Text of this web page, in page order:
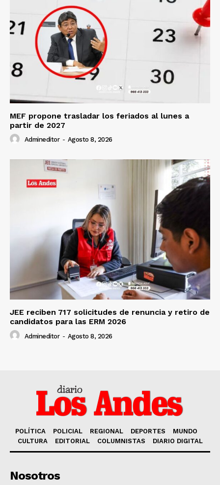
MEF propone trasladar los feriados al lunes a
partir de 2027
Admineditor - Agosto 8, 2026
JEE reciben 717 solicitudes de renuncia y retiro de
candidatos para las ERM 2026
Admineditor - Agosto 8, 2026
POLÍTICA POLICIAL REGIONAL DEPORTES
MUNDO
CULTURA
EDITORIAL COLUMNISTAS DIARIO DIGITAL
Nosotros